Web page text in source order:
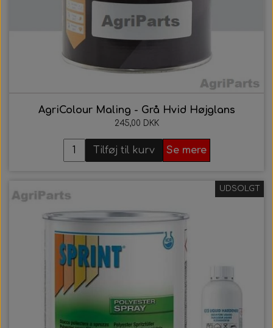
AgriColour Maling - Grå Hvid Højglans
245,00 DKK
Tilføj til kurv Se mere
UDSOLGT